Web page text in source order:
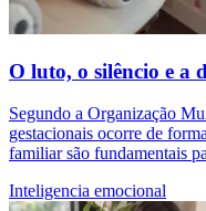
O luto, o silêncio e a
Segundo a Organização
gestacionais ocorre de
familiar são fundamentais
Inteligencia emocional